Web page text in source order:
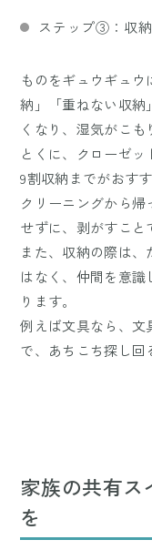
ステップ③：収納
ものをギュウギュ
納」「重ねない収納
くなり、湿気がこも
とくに、クローゼッ
9割収納までがおすす
クリーニングから帰
せずに、剥がすこと
また、収納の際は
はなく、仲間を意
ります。
例えば文具なら、文
で、あちこち探し回
家族の共有ス
を